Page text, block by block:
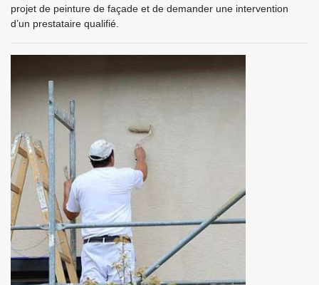
projet de peinture de façade et de demander une intervention
d’un prestataire qualifié.